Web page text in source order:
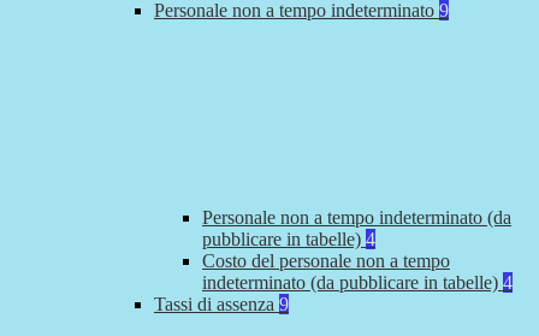
Personale non a tempo indeterminato 9
Personale non a tempo indeterminato (da
pubblicare in tabelle) 4
Costo del personale non a tempo
indeterminato (da pubblicare in tabelle) 4
Tassi di assenza 9